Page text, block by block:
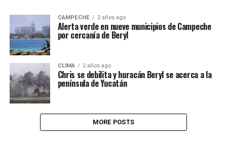
CAMPECHE 2 años ago
Alerta verde en nueve municipios de Campeche
por cercanía de Beryl
CLIMA 2 años ago
Chris se debilita y huracán Beryl se acerca a la
península de Yucatán
MORE POSTS